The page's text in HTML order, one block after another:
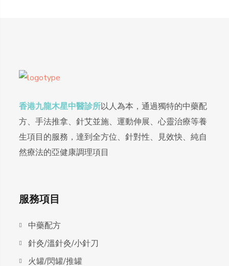
香港九龍木星中醫診所以人為本，通過獨特的中藥配
方、手法推拿、針艾並施、運動伸展、心靈治療等養
生項目的服務，達到全方位、針對性、見效快、純自
然療法的亞健康調理項目
服務項目
中藥配方
針灸/溫針灸/小針刀
火罐/閃罐/推罐